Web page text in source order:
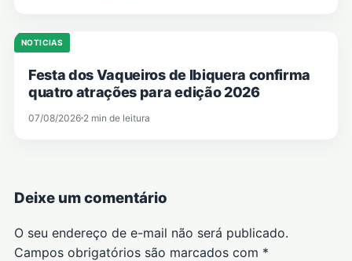
NOTICIAS
Festa dos Vaqueiros de Ibiquera confirma
quatro atrações para edição 2026
07/08/2026 2 min de leitura
Deixe um comentário
O seu endereço de e-mail não será publicado.
Campos obrigatórios são marcados com *